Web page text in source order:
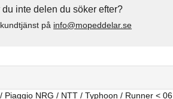
du inte delen du söker efter?
på info@mopeddelar.se
Piaggio NRG / NTT / Typhoon / Runner < 06